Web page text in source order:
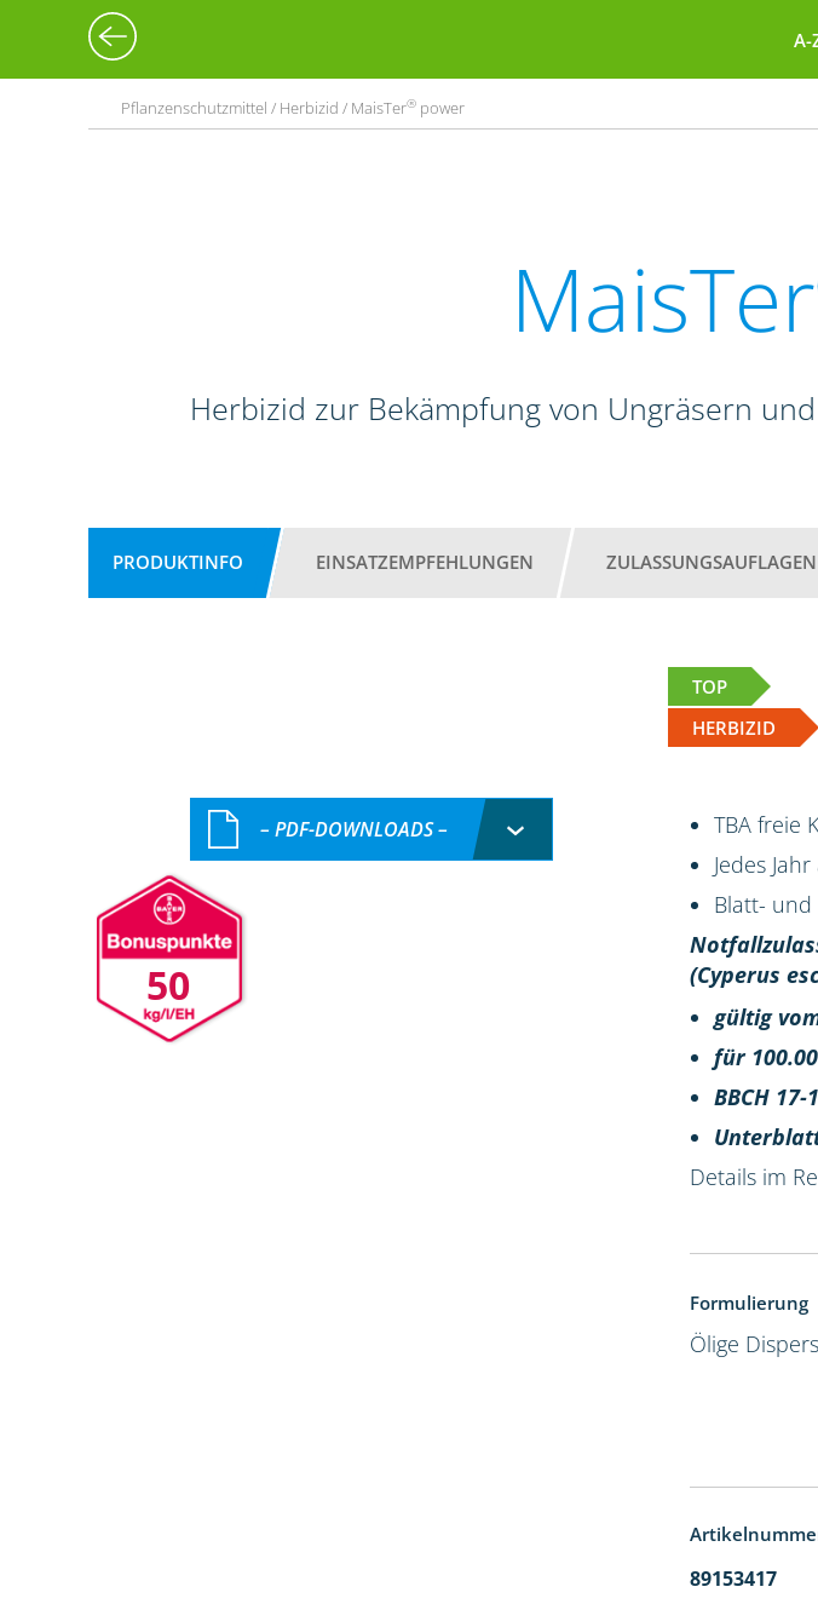
A-
Pflanzenschutzmittel / Herbizid / MaisTer® power
MaisTer
Herbizid zur Bekämpfung von Ungräsern
PRODUKTINFO EINSATZEMPFEHLUNGEN ZULASSUNGSAUFLAGEN
TOP
HERBIZID
50
– PDF-DOWNLOADS –
TBA freie
Jedes
Blatt-
(Cyperus
gültig
für
BBCH 17-
Details im
Formulierung
Ölige
89153417